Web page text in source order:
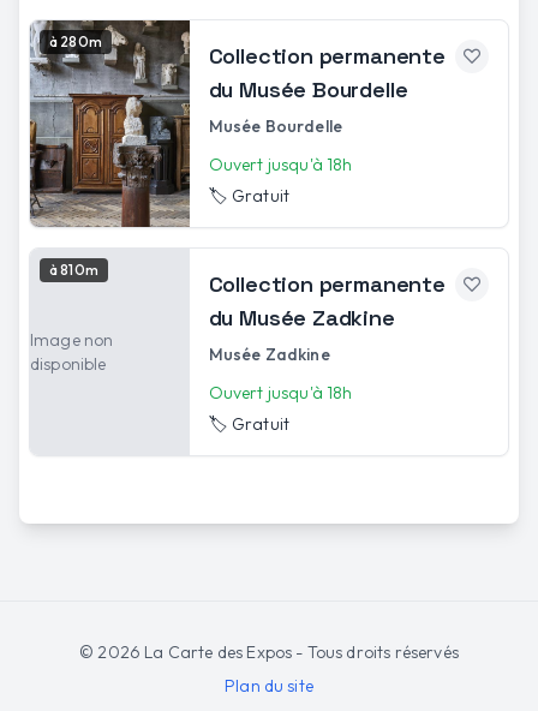
à 280m
Collection permanente
du Musée Bourdelle
Musée Bourdelle
Ouvert jusqu'à 18h
🏷️ Gratuit
Image non
disponible
à 810m
Collection permanente
du Musée Zadkine
Musée Zadkine
Ouvert jusqu'à 18h
🏷️ Gratuit
©2026 La Carte des Expos - Tous droits réservés
Plan du site